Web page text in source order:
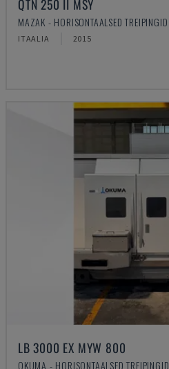
QTN 250 II MSY
MAZAK - HORISONTAALSED TREIPINGID
ITAALIA 2015
LB 3000 EX MYW 800
OKUMA - HORISONTAALSED TREIPINGID